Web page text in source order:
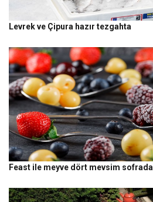
Levrek ve Çipura hazır tezgahta
Feast ile meyve dört mevsim sofrada